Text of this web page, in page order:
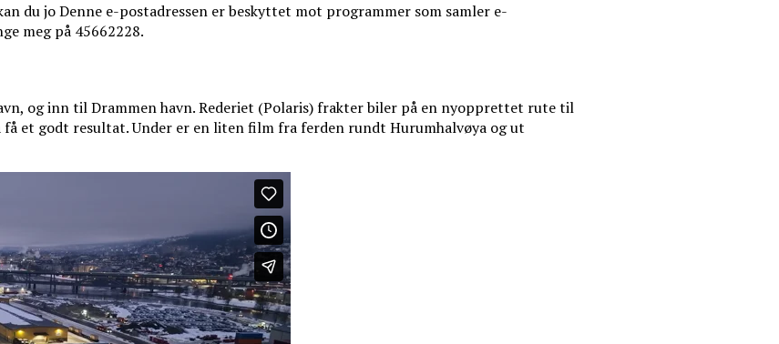
du joDenne e-postadressen er beskyttet mot programmer som samler e-
meg på 45662228.
og inn til Drammen havn. Rederiet (Polaris) frakter biler på en nyopprettet rute til
et godt resultat. Under er en liten film fra ferden rundt Hurumhalvøya og ut